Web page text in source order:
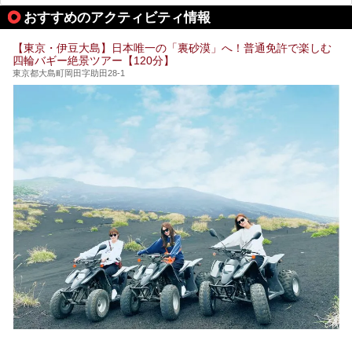
してみてください。
しょうか。
そこで本記事では、東京でおすすめのスーパー銭湯を、目的
24時間営業で宿泊できる施設や、1,000円以下で楽しめる安
い施設、デートや休日レジャーにもぴったりなエンタメ要素
が充実した施設など、利用のシーンに合わせて参考にしてく
ださい。
おすすめのアクティビティ情報
【東京・伊豆大島】日本唯一の「裏砂漠」へ！普通免許で楽しむ
四輪バギー絶景ツアー【120分】
東京都大島町岡田字助田28-1